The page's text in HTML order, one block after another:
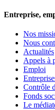
Entreprise,
Nos
Nous
Actualités
Appels à
Emploi
Contrôle
Fonds
Le